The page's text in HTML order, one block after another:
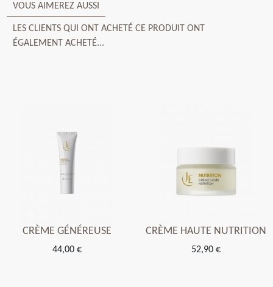
VOUS AIMEREZ AUSSI
LES CLIENTS QUI ONT ACHETÉ CE PRODUIT ONT
ÉGALEMENT ACHETÉ...
CRÈME GÉNÉREUSE
44,00 €
CRÈME HAUTE NUTRITION
52,90 €